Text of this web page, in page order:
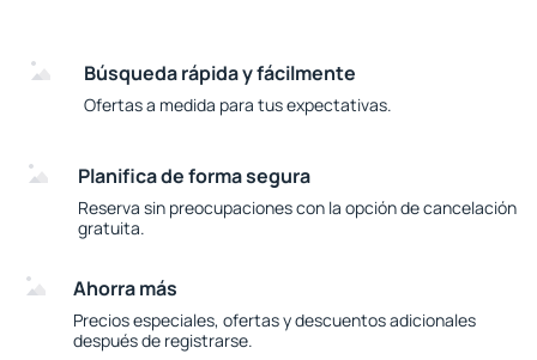
Búsqueda rápida y fácilmente
Ofertas a medida para tus expectativas.
Planifica de forma segura
Reserva sin preocupaciones con la opción de cancelación
gratuita.
Ahorra más
Precios especiales, ofertas y descuentos adicionales
después de registrarse.